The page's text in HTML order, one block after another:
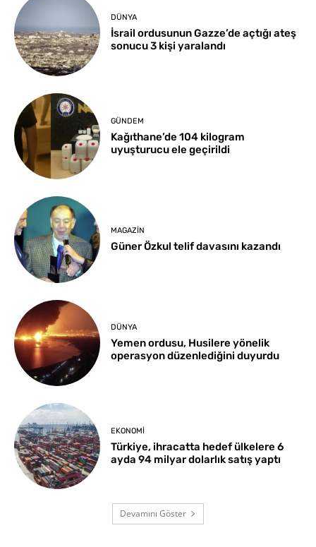
DÜNYA
İsrail ordusunun Gazze’de açtığı ateş
sonucu 3 kişi yaralandı
GÜNDEM
Kağıthane’de 104 kilogram
uyuşturucu ele geçirildi
MAGAZIN
Güner Özkul telif davasını kazandı
DÜNYA
Yemen ordusu, Husilere yönelik
operasyon düzenlediğini duyurdu
EKONOMI
Türkiye, ihracatta hedef ülkelere 6
ayda 94 milyar dolarlık satış yaptı
Devamını Göster